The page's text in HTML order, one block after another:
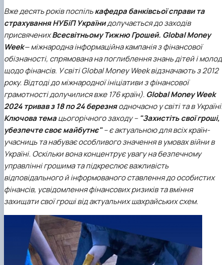
Вже десять років поспількафедра банківсьої справи та
страхування НУБіП Українидолучається до заходів
присвяченихВсесвітньому Тижню Грошей. Global Money
Week‒ міжнародна інформаційна кампанія з фінансової
обізнаності, спрямована на поглиблення знань дітей і
щодо фінансів. У світі Global Money Week відзначають з 2012
року. Відтоді до міжнародної ініціативи з фінансової
грамотності долучилися вже 176 країн). Global Money Week
2024 тривав з 18 по 24 березняодночасно у світі та в
Ключова темацьогорічного заходу – "Захистіть свої гроші,
убезпечте своє майбутнє"– є актуальною для всіх країн-
учасниць та набуває особливого значення в умовах війни в
Україні. Оскільки вона концентрує увагу на безпечному
управлінні грошима та підкреслює важливість
відповідального й інформованого ставлення до особистих
фінансів, усвідомлення фінансових ризиків та вміння
захищати свої гроші від актуальних шахрайських схем.